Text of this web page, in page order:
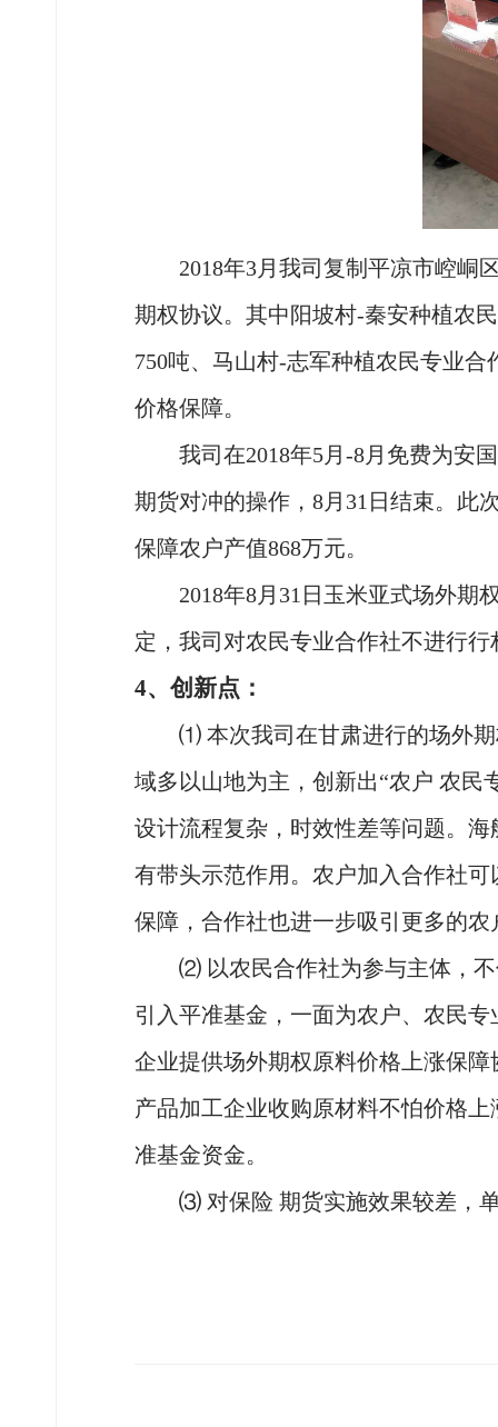
2018年3月我司复制平凉市崆峒
期权协议。其中阳坡村-秦安种植农
750吨、马山村-志军种植农民专业合
价格保障。
我司在2018年5月-8月免费为安
期货对冲的操作，8月31日结束。此
保障农户产值868万元。
2018年8月31日玉米亚式场外期
定，我司对农民专业合作社不进行
4、创新点：
⑴ 本次我司在甘肃进行的场外
域多以山地为主，创新出“农户 农民
设计流程复杂，时效性差等问题。
有带头示范作用。农户加入合作社
保障，合作社也进一步吸引更多的
⑵ 以农民合作社为参与主体，
引入平准基金，一面为农户、农民
企业提供场外期权原料价格上涨保
产品加工企业收购原材料不怕价格
准基金资金。
⑶ 对保险 期货实施效果较差，